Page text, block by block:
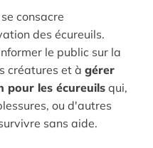
consacre
des écureuils.
le public sur la
créatures et à gérer
pour les écureuils qui,
ou d'autres
sans aide.